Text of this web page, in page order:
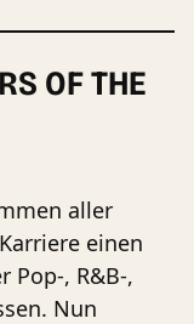
OF THE
aller
einen
Pop-, R&B-,
Nun